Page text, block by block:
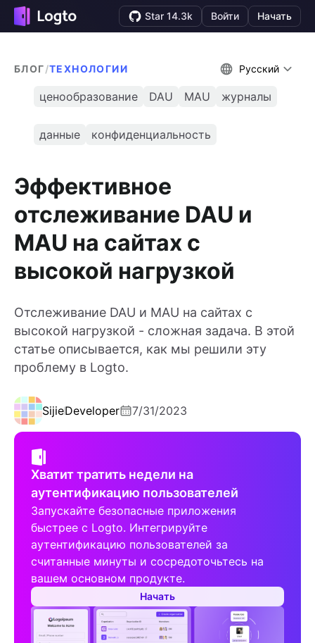
Star 14.3k Войти Начать
БЛОГ/ТЕХНОЛОГИИ Русский
ценообразование DAU MAU журналы
данные конфиденциальность
Эффективное
отслеживание DAU и
MAU на сайтах с
высокой нагрузкой
Отслеживание DAU и MAU на сайтах с
высокой нагрузкой - сложная задача. В этой
статье описывается, как мы решили эту
проблему в Logto.
SijieDeveloper 7/31/2023
Хватит тратить недели на
аутентификацию пользователей
Запускайте безопасные приложения
быстрее с Logto. Интегрируйте
аутентификацию пользователей за
считанные минуты и сосредоточьтесь на
вашем основном продукте.
Начать